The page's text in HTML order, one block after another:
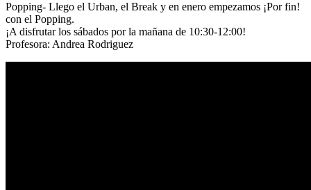
Popping- Llego el Urban, el Break y en enero empezamos ¡Por fin!
con el Popping.
¡A disfrutar los sábados por la mañana de 10:30-12:00!
Profesora: Andrea Rodriguez